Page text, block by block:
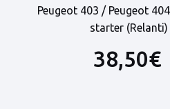
Peugeot 403 / Peugeot
starter (Relanti)
38,50€